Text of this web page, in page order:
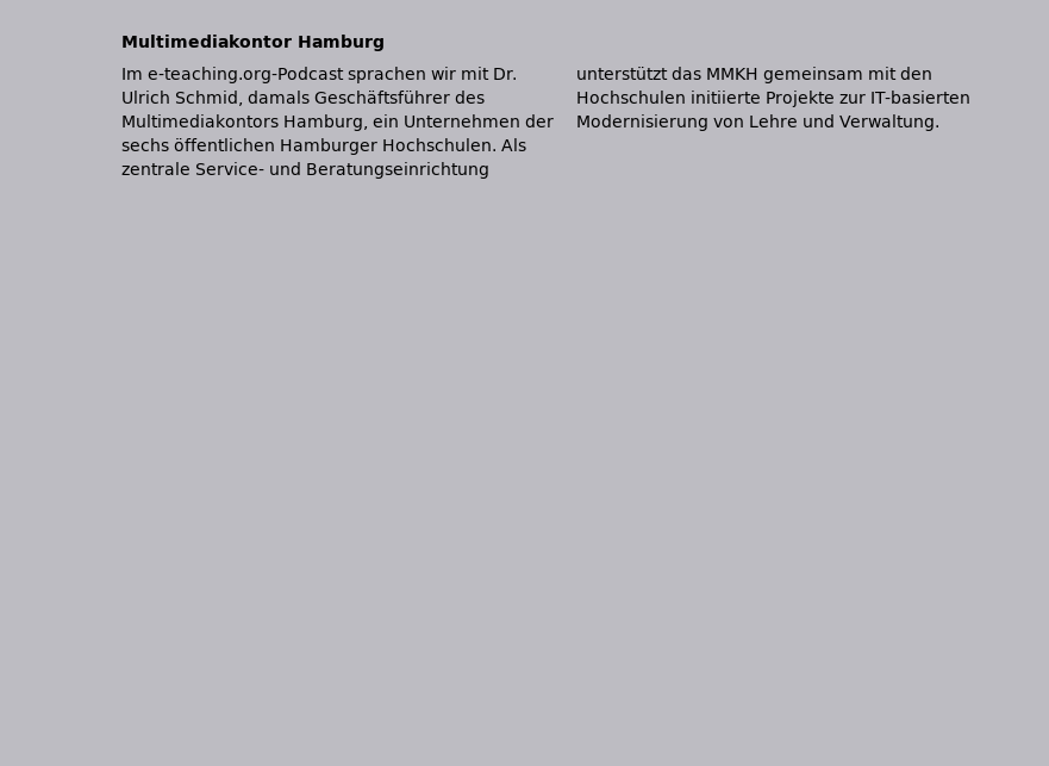
Multimediakontor Hamburg
Im e-teaching.org-Podcast sprachen wir mit Dr.
Ulrich Schmid, damals Geschäftsführer des
Multimediakontors Hamburg, ein Unternehmen der
sechs öffentlichen Hamburger Hochschulen. Als
zentrale Service- und Beratungseinrichtung
unterstützt das MMKH gemeinsam mit den
Hochschulen initiierte Projekte zur IT-basierten
Modernisierung von Lehre und Verwaltung.